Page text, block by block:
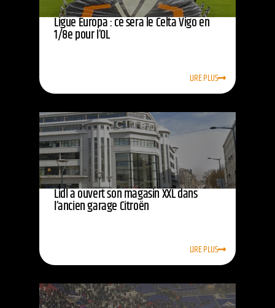
Ligue Europa : ce sera le Celta Vigo en
1/8e pour l’OL
LIRE PLUS
Lidl a ouvert son magasin XXL dans
l’ancien garage Citroën
LIRE PLUS